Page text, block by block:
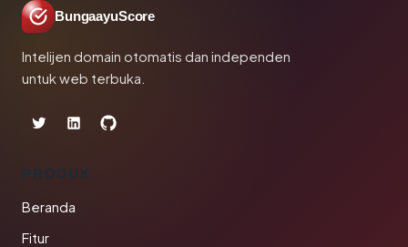
BungaayuScore
Intelijen domain otomatis dan independen
untuk web terbuka.
PRODUK
Beranda
Fitur